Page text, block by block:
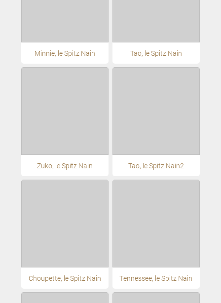
Minnie, le Spitz Nain Tao, le Spitz Nain
Zuko, le Spitz Nain Tao, le Spitz Nain2
Choupette, le Spitz Nain Tennessee, le Spitz Nain